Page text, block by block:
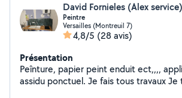
David Fornieles (Alex service)
Peintre
Versailles (Montreuil 7)
4,8/5 (28 avis)
Présentation
Peînture, papier peint enduit ect,,,, appliqué sérieux
assidu ponctuel. Je fais tous travaux Je